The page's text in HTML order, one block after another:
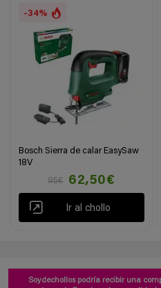
-34%
Bosch Sierra de calar EasySaw
18V
95€
62,50€
Ir al chollo
Soydechollos podría recibir una